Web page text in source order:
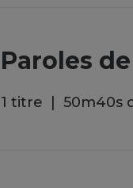
Paroles
1 titre 50m40s